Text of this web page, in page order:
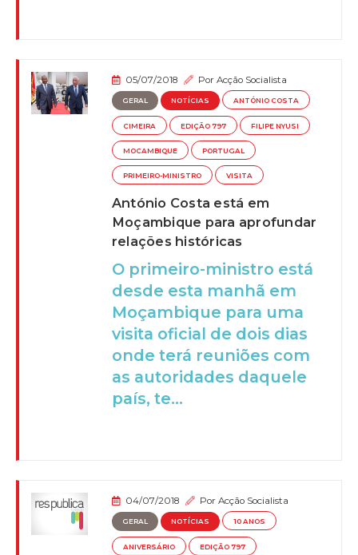
05/07/2018 PorAcção Socialista
GERAL NOTÍCIAS ANTÓNIO COSTA
CIMEIRA EDIÇÃO 797 FILIPE NYUSI
MOCAMBIQUE PORTUGAL
PRIMEIRO-MINISTRO VISITA
António Costa está em
Moçambique para aprofundar
relações históricas
O primeiro-ministro está
desde esta manhã em
Moçambique para uma
visita oficial de dois dias
onde terá reuniões com
as autoridades daquele
país, te...
04/07/2018 PorAcção Socialista
GERAL NOTÍCIAS 10 ANOS
ANIVERSÁRIO EDIÇÃO 797